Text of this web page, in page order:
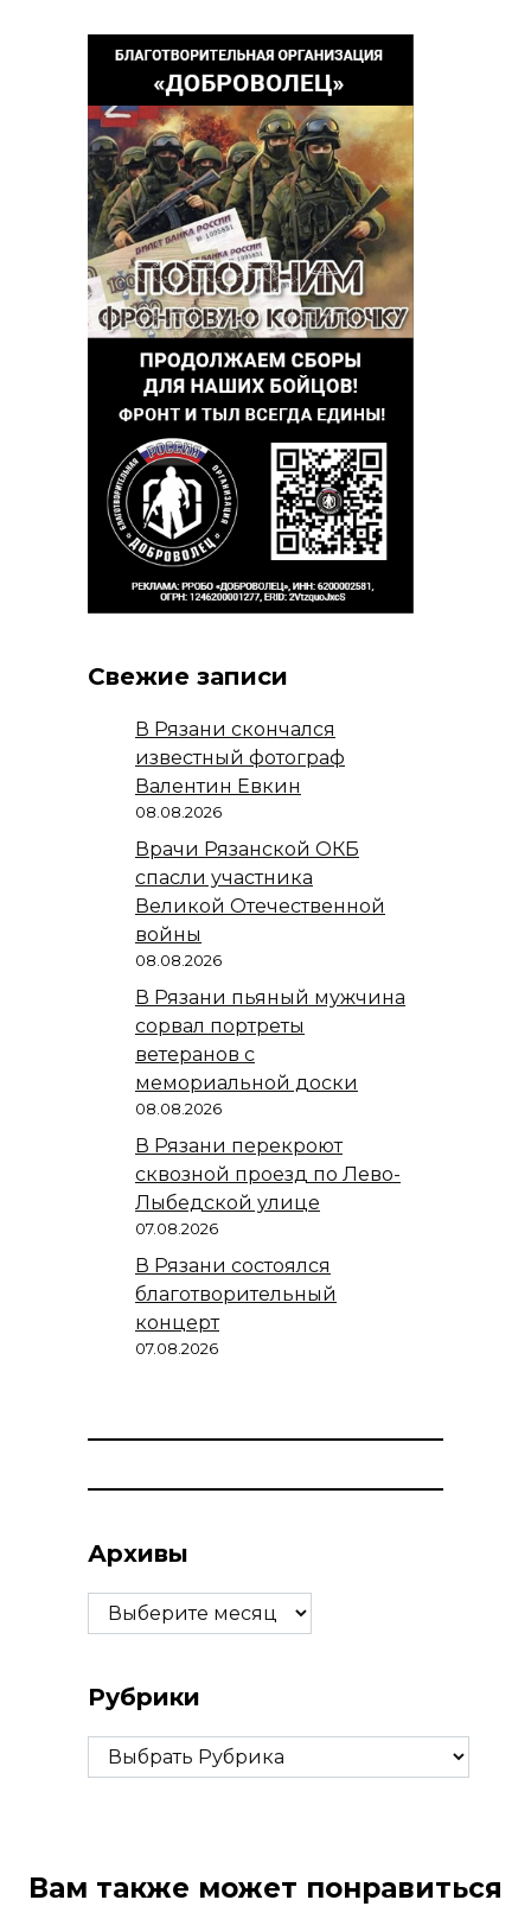
Свежие записи
В Рязани скончался
известный фотограф
Валентин Евкин
08.08.2026
Врачи Рязанской ОКБ
спасли участника
Великой Отечественной
войны
08.08.2026
В Рязани пьяный мужчина
сорвал портреты
ветеранов с
мемориальной доски
08.08.2026
В Рязани перекроют
сквозной проезд по Лево-
Лыбедской улице
07.08.2026
В Рязани состоялся
благотворительный
концерт
07.08.2026
Архивы
Архивы
Рубрики
Рубрики
Вам также может понравиться